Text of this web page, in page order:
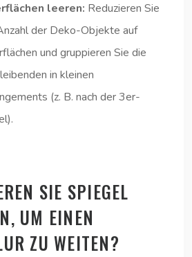
leeren: Reduzieren Sie
der Deko-Objekte auf
und gruppieren Sie die
in kleinen
(z. B. nach der 3er-
SIE SPIEGEL
UM EINEN
ZU WEITEN?